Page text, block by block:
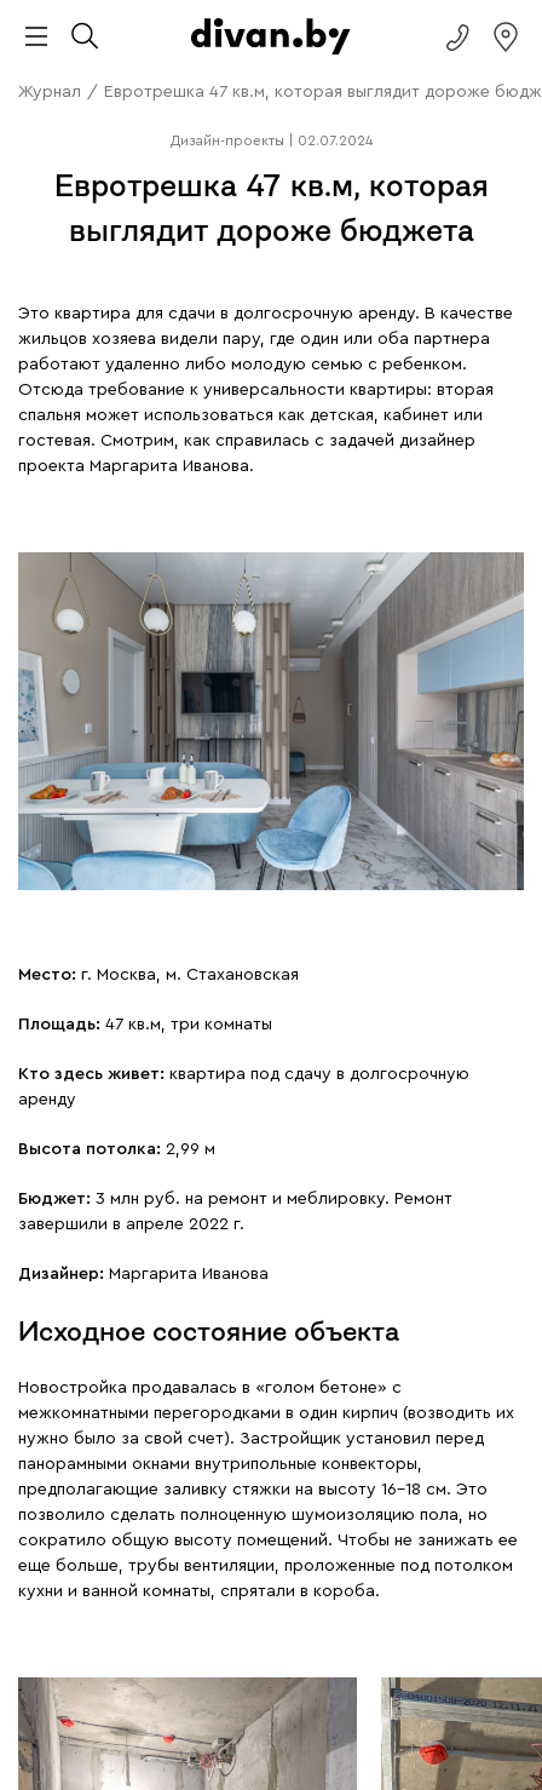
Журнал / Евротрешка 47 кв.м, которая выглядит дороже
Дизайн-проекты 02.07.2024
Евротрешка 47 кв.м, которая
выглядит дороже бюджета
Это квартира для сдачи в долгосрочную аренду. В качестве
жильцов хозяева видели пару, где один или оба партнера
работают удаленно либо молодую семью с ребенком.
Отсюда требование к универсальности квартиры: вторая
спальня может использоваться как детская, кабинет или
гостевая. Смотрим, как справилась с задачей дизайнер
проекта Маргарита Иванова.
Место: г. Москва, м. Стахановская
Площадь: 47 кв.м, три комнаты
Кто здесь живет: квартира под сдачу в долгосрочную
аренду
Высота потолка: 2,99 м
Бюджет: 3 млн руб. на ремонт и меблировку. Ремонт
завершили в апреле 2022 г.
Дизайнер: Маргарита Иванова
Исходное состояние объекта
Новостройка продавалась в «голом бетоне» с
межкомнатными перегородками в один кирпич (возводить их
нужно было за свой счет). Застройщик установил перед
панорамными окнами внутрипольные конвекторы,
предполагающие заливку стяжки на высоту 16-18 см. Это
позволило сделать полноценную шумоизоляцию пола, но
сократило общую высоту помещений. Чтобы не занижать ее
еще больше, трубы вентиляции, проложенные под потолком
кухни и ванной комнаты, спрятали в короба.